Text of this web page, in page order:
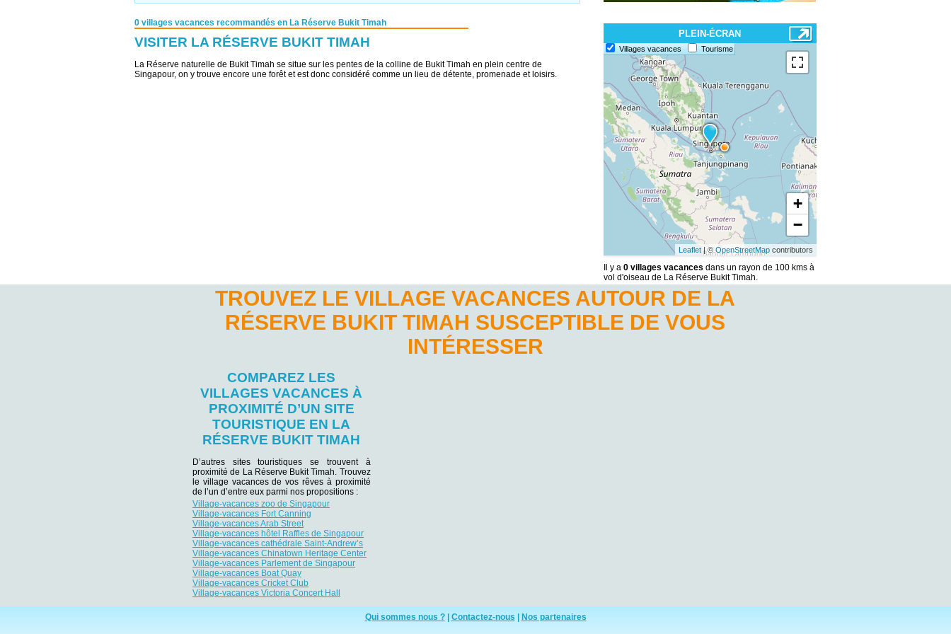
0 villages vacances recommandés en La Réserve Bukit Timah
VISITER LA RÉSERVE BUKIT TIMAH
La Réserve naturelle de Bukit Timah se situe sur les pentes de la colline de Bukit Timah en plein centre de
Singapour, on y trouve encore une forêt et est donc considéré comme un lieu de détente, promenade et loisirs.
PLEIN-ÉCRAN
Villages vacances Tourisme
+
−
Leaflet| ©OpenStreetMap contributors
Il y a 0 villages vacances dans un rayon de 100 kms à
vol d'oiseau de La Réserve Bukit Timah.
TROUVEZ LE VILLAGE VACANCES AUTOUR DE LA
RÉSERVE BUKIT TIMAH SUSCEPTIBLE DE VOUS
INTÉRESSER
COMPAREZ LES
VILLAGES VACANCES À
PROXIMITÉ D’UN SITE
TOURISTIQUE EN LA
RÉSERVE BUKIT TIMAH
D’autres sites touristiques se trouvent à
proximité de La Réserve Bukit Timah. Trouvez
le village vacances de vos rêves à proximité
de l’un d’entre eux parmi nos propositions :
Village-vacances zoo de Singapour
Village-vacances Fort Canning
Village-vacances Arab Street
Village-vacances hôtel Raffles de Singapour
Village-vacances cathédrale Saint-Andrew’s
Village-vacances Chinatown Heritage Center
Village-vacances Parlement de Singapour
Village-vacances Boat Quay
Village-vacances Cricket Club
Village-vacances Victoria Concert Hall
Qui sommes nous ?| Contactez-nous Nos partenaires